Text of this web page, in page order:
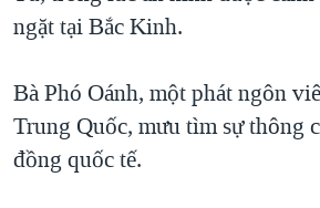
ngặt tại Bắc Kinh.
Bà Phó Oánh, một phát ngôn
Trung Quốc, mưu tìm sự thông
đồng quốc tế.